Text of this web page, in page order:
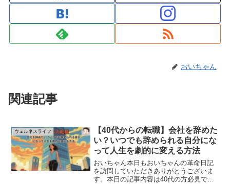
おいちゃん
関連記事
ウェルネスライフ
【40代からの転職】会社を辞めた
い？いつでも辞められる自分にな
って人生を劇的に変える方法
おいちゃん本日もおいちゃんの革命日記
を訪問していただきありがとうございま
す。本日の記事内容は40代の方必見で